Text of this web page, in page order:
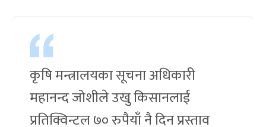
कृषि मन्त्रालयका सूचना अधिकारी
महानन्द जोशीले उखु किसानलाई
प्रतिक्विन्टल ७० रुपैयाँ नै दिन प्रस्ताव